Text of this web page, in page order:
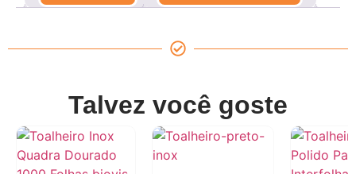
Talvez você goste